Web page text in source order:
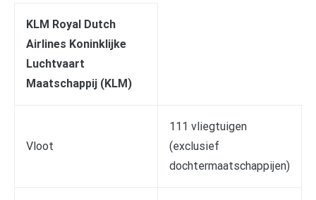
KLM Royal Dutch
Airlines Koninklijke
Luchtvaart
Maatschappij (KLM)
Vloot
111 vliegtuigen
(exclusief
dochtermaatschappijen)